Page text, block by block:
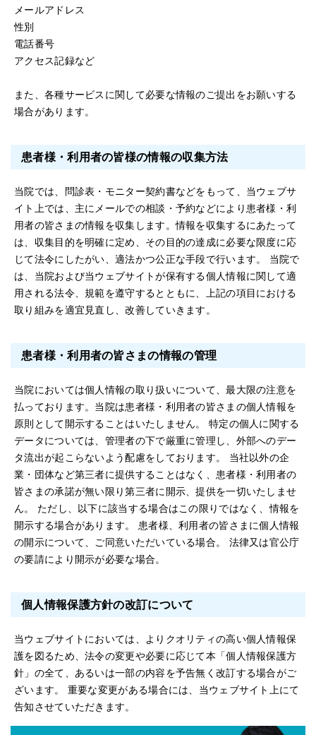
メールアドレス
性別
電話番号
アクセス記録など
また、各種サービスに関して必要な情報のご提出をお願いする
場合があります。
患者様・利用者の皆様の情報の収集方法
当院では、問診表・モニター契約書などをもって、当ウェブサ
イト上では、主にメールでの相談・予約などにより患者様・利
用者の皆さまの情報を収集します。情報を収集するにあたって
は、収集目的を明確に定め、その目的の達成に必要な限度に応
じて法令にしたがい、適法かつ公正な手段で行います。 当院で
は、当院および当ウェブサイトが保有する個人情報に関して適
用される法令、規範を遵守するとともに、上記の項目における
取り組みを適宜見直し、改善していきます。
患者様・利用者の皆さまの情報の管理
当院においては個人情報の取り扱いについて、最大限の注意を
払っております。当院は患者様・利用者の皆さまの個人情報を
原則として開示することはいたしません。 特定の個人に関する
データについては、管理者の下で厳重に管理し、外部へのデー
タ流出が起こらないよう配慮をしております。 当社以外の企
業・団体など第三者に提供することはなく、患者様・利用者の
皆さまの承諾が無い限り第三者に開示、提供を一切いたしませ
ん。 ただし、以下に該当する場合はこの限りではなく、情報を
開示する場合があります。 患者様、利用者の皆さまに個人情報
の開示について、ご同意いただいている場合。 法律又は官公庁
の要請により開示が必要な場合。
個人情報保護方針の改訂について
当ウェブサイトにおいては、よりクオリティの高い個人情報保
護を図るため、法令の変更や必要に応じて本「個人情報保護方
針」の全て、あるいは一部の内容を予告無く改訂する場合がご
ざいます。 重要な変更がある場合には、当ウェブサイト上にて
告知させていただきます。